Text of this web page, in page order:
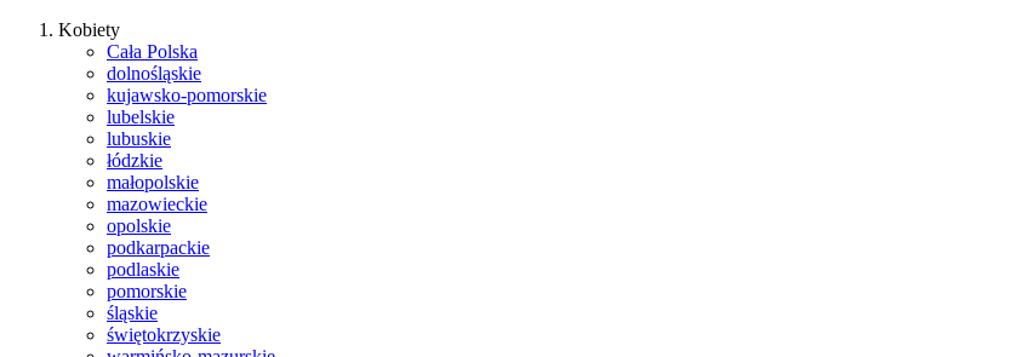
Kobiety
Cała Polska
dolnośląskie
kujawsko-pomorskie
lubelskie
lubuskie
łódzkie
małopolskie
mazowieckie
opolskie
podkarpackie
podlaskie
pomorskie
śląskie
świętokrzyskie